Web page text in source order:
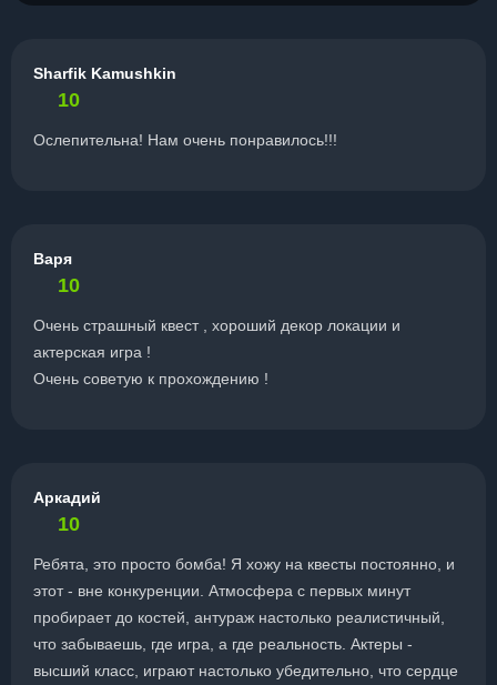
Sharfik Kamushkin
10
Ослепительна! Нам очень понравилось!!!
Варя
10
Очень страшный квест , хороший декор локации и
актерская игра !
Очень советую к прохождению !
Аркадий
10
Ребята, это просто бомба! Я хожу на квесты постоянно, и
этот - вне конкуренции. Атмосфера с первых минут
пробирает до костей, антураж настолько реалистичный,
что забываешь, где игра, а где реальность. Актеры -
высший класс, играют настолько убедительно, что сердце